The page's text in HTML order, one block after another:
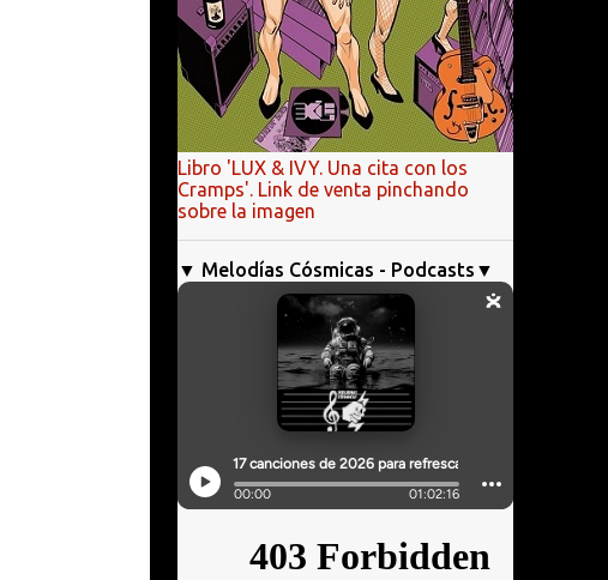
Libro 'LUX & IVY. Una cita con los
Cramps'. Link de venta pinchando
sobre la imagen
▼ Melodías Cósmicas - Podcasts▼